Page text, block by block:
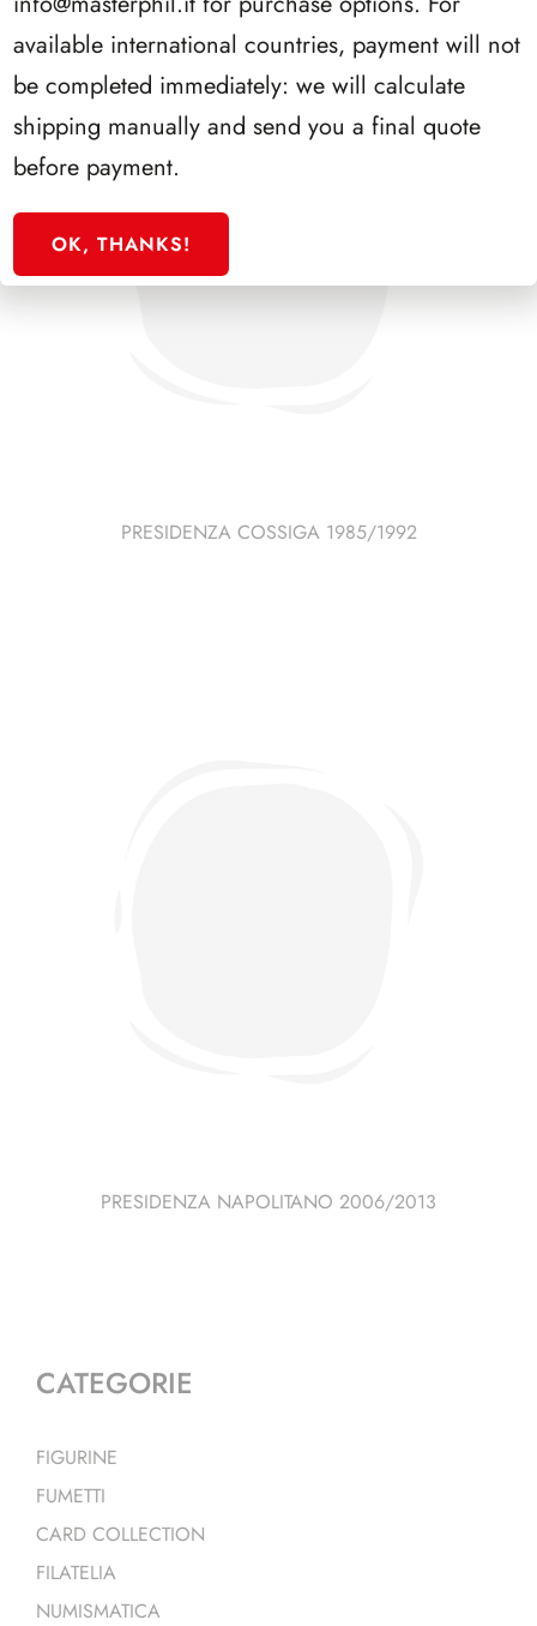
PRESIDENZA COSSIGA 1985/1992
PRESIDENZA NAPOLITANO 2006/2013
CATEGORIE
FIGURINE
FUMETTI
CARD COLLECTION
FILATELIA
NUMISMATICA
available international countries, payment will not
be completed immediately: we will calculate
shipping manually and send you a final quote
before payment.
OK, THANKS!